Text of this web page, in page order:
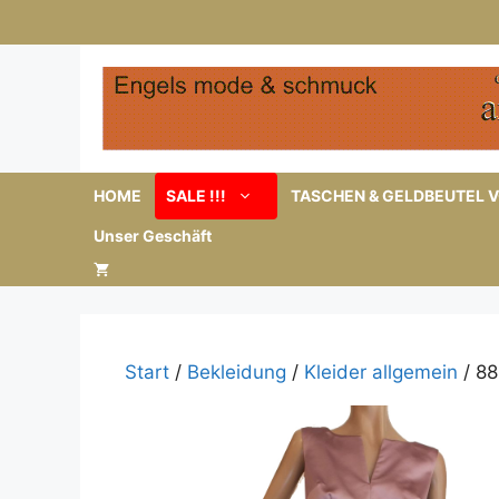
Inhalt
HOME SALE !!! TASCHEN & GELDBEUTEL
Unser Geschäft
Start / Bekleidung / Kleider allgemein /